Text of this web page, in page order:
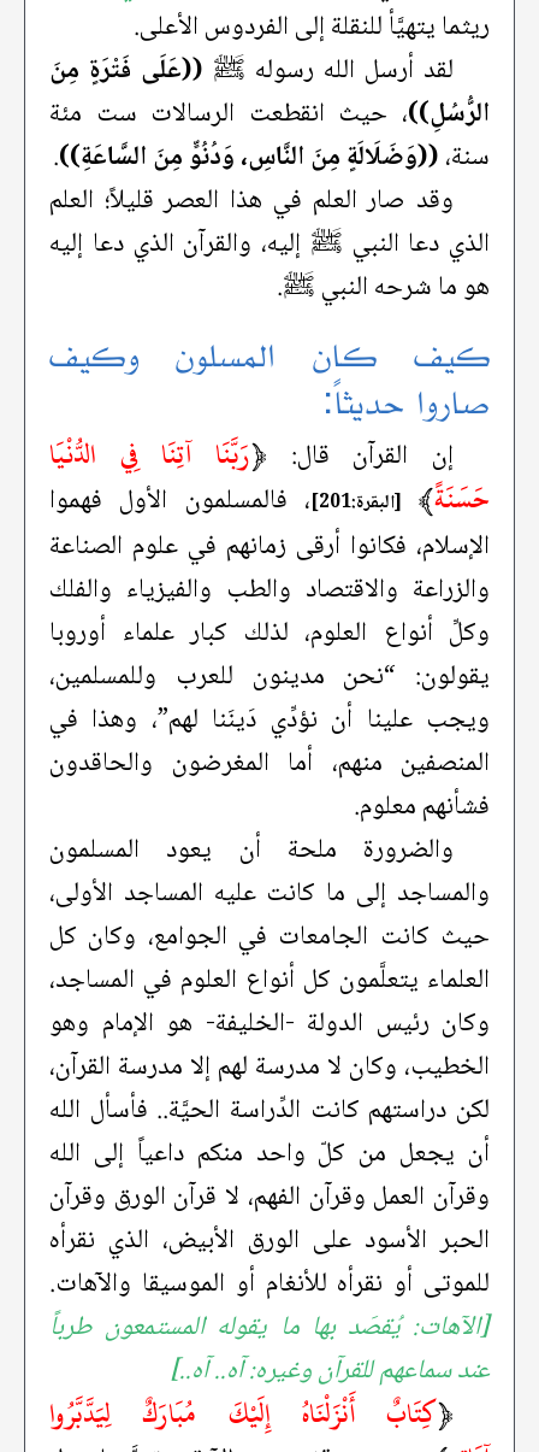
ريثما يتهيَّأ للنقلة إلى الفردوس الأعلى.
لقد أرسل الله رسوله ﷺ ((عَلَى فَتْرَةٍ مِنَ
الرُّسُلِ))، حيث انقطعت الرسالات ست مئة
سنة،((وَضَلَالَةٍ مِنَ النَّاسِ، وَدُنُوٍّ مِنَ السَّاعَةِ)).
وقد صار العلم في هذا العصر قليلاً؛ العلم
الذي دعا النبي ﷺ إليه، والقرآن الذي دعا إليه
هو ما شرحه النبي ﷺ.
كيف كان المسلون وكيف
صاروا حديثاً:
إن القرآن قال: ﴿رَبَّنَا آتِنَا فِي الدُّنْيَا
حَسَنَةً﴾ [البقرة:201]
، فالمسلمون الأول فهموا
الإسلام، فكانوا أرقى زمانهم في علوم الصناعة
والزراعة والاقتصاد والطب والفيزياء والفلك
وكلِّ أنواع العلوم، لذلك كبار علماء أوروبا
يقولون: “نحن مدينون للعرب وللمسلمين،
ويجب علينا أن نؤدِّي دَينَنا لهم”، وهذا في
المنصفين منهم، أما المغرضون والحاقدون
فشأنهم معلوم.
والضرورة ملحة أن يعود المسلمون
والمساجد إلى ما كانت عليه المساجد الأولى،
حيث كانت الجامعات في الجوامع، وكان كل
العلماء يتعلَّمون كل أنواع العلوم في المساجد،
وكان رئيس الدولة -الخليفة- هو الإمام وهو
الخطيب، وكان لا مدرسة لهم إلا مدرسة القرآن،
لكن دراستهم كانت الدِّراسة الحيَّة.. فأسأل الله
أن يجعل من كلّ واحد منكم داعياً إلى الله
وقرآن العمل وقرآن الفهم، لا قرآن الورق وقرآن
الحبر الأسود على الورق الأبيض، الذي نقرأه
للموتى أو نقرأه للأنغام أو الموسيقا والآهات.
[الآهات: يُقصَد بها ما يقوله المستمعون طرباً
عند سماعهم للقرآن وغيره: آه.. آه..]
﴿كِتَابٌ أَنْزَلْنَاهُ إِلَيْكَ مُبَارَكٌ لِيَدَّبَّرُوا